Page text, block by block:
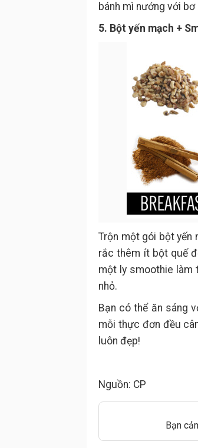
bánh mì nướng với
5. Bột yến mạch +
Trộn một gói bột yến
rắc thêm ít bột quế
một ly smoothie làm
nhỏ.
Bạn có thể ăn sáng
mỗi thực đơn đều
luôn đẹp!
Nguồn: CP
Bạn